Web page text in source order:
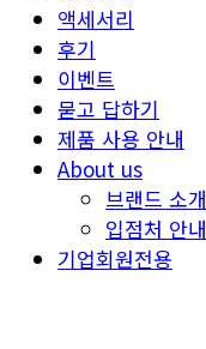
액세서리
후기
이벤트
묻고 답하기
제품 사용 안내
About us
브랜드 소개
입점처 안내
기업회원전용